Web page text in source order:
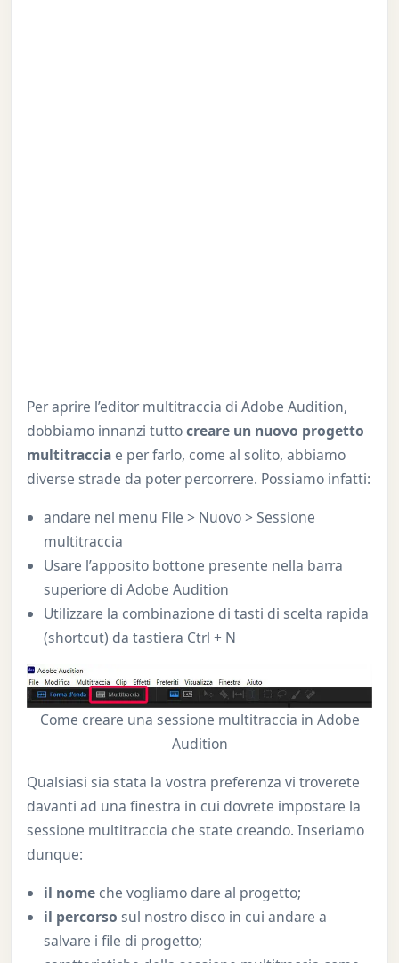
Per aprire l’editor multitraccia di Adobe Audition,
dobbiamo innanzi tuttocreare un nuovo progetto
multitracciae per farlo, come al solito, abbiamo
diverse strade da poter percorrere. Possiamo infatti:
andare nel menu File > Nuovo > Sessione
multitraccia
Usare l’apposito bottone presente nella barra
superiore di Adobe Audition
Utilizzare la combinazione di tasti di scelta rapida
(shortcut) da tastiera Ctrl + N
Come creare una sessione multitraccia in Adobe
Audition
Qualsiasi sia stata la vostra preferenza vi troverete
davanti ad una finestra in cui dovrete impostare la
sessione multitraccia che state creando. Inseriamo
dunque:
il nomeche vogliamo dare al progetto;
il percorso sul nostro disco in cui andare a
salvare i file di progetto;